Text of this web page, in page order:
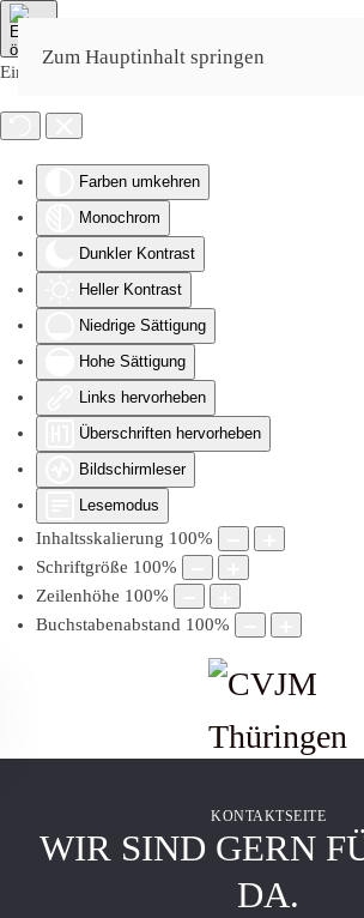
Eingabehilfen öffnen
Farben umkehren
Monochrom
Dunkler Kontrast
Heller Kontrast
Niedrige Sättigung
Hohe Sättigung
Links hervorheben
Überschriften hervorheben
Bildschirmleser
Lesemodus
Inhaltsskalierung 100%
Schriftgröße 100%
Zeilenhöhe 100%
Buchstabenabstand 100%
Zum Hauptinhalt springen
KONTAKTSEITE
WIR SIND GERN
DA.